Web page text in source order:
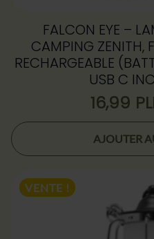
FALCON EYE –
CAMPING ZENITH,
RECHARGEABLE
USB C
16,99
AJOUTER
VENTE !